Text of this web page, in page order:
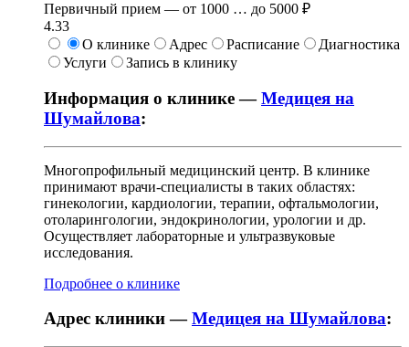
Первичный прием — от 1000 … до 5000 ₽
4.33
О клинике
Адрес Расписание
Диагностика
Услуги
Запись в клинику
Информация о клинике —Медицея на
Шумайлова:
Многопрофильный медицинский центр. В клинике
принимают врачи-специалисты в таких областях:
гинекологии, кардиологии, терапии, офтальмологии,
отоларингологии, эндокринологии, урологии и др.
Осуществляет лабораторные и ультразвуковые
исследования.
Подробнее о клинике
Адрес клиники —Медицея на Шумайлова: